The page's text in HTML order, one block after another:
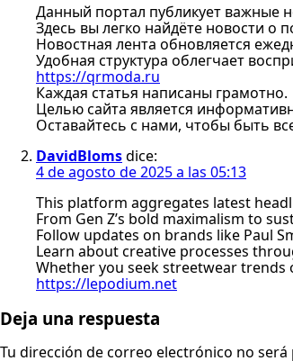
Данный портал публикует важные
Здесь вы легко найдёте новости о
Новостная лента обновляется
Удобная структура облегчает
https://qrmoda.ru
Каждая статья написаны грамотно.
Целью сайта является
Оставайтесь с нами, чтобы быть
DavidBlomsdice:
4 de agosto de 2025 a las 05:13
This platform aggregates latest
From Gen Z’s bold maximalism to
Follow updates on brands like Paul
Learn about creative processes
Whether you seek streetwear trends
https://lepodium.net
Deja una respuesta
Tu dirección de correo electrónico no será